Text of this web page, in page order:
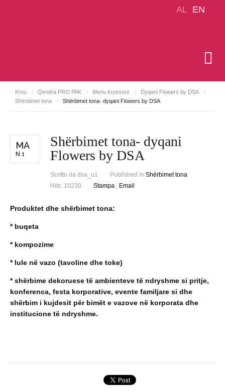
Kreu / Qendra PRO PAK / Menu kryesore / Dyqani Flowers by DSA
/
Shërbimet tona
/ Shërbimet tona- dyqani Flowers by DSA
MA
N 1
Shërbimet tona- dyqani
Flowers by DSA
Scritto da dsa_u1 Published in Shërbimet tona
Hits: 10230
Stampa , Email
Produktet dhe shërbimet tona:
* buqeta
* kompozime
* lule në vazo (tavoline dhe toke)
* shërbime dekoruese të ambienteve të ndryshme si pritje,
konferenca, festa korporative, evente familjare si dhe
shërbim i kujdesit për bimët e vazove në korporata dhe
institucione të ndryshme.
AL EN